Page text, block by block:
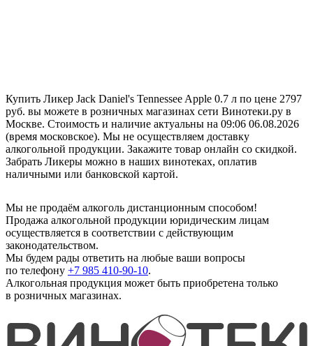
Купить Ликер Jack Daniel's Tennessee Apple 0.7 л по цене 2797
руб. вы можете в розничных магазинах сети Винотеки.ру в
Москве. Стоимость и наличие актуальны на 09:06 06.08.2026
(время московское). Мы не осуществляем доставку
алкогольной продукции. Закажите товар онлайн со скидкой.
Забрать Ликеры можно в наших винотеках, оплатив
наличными или банковской картой.
Мы не продаём алкоголь дистанционным способом!
Продажа алкогольной продукции юридическим лицам
осуществляется в соответствии с действующим
законодательством.
Мы будем рады ответить на любые ваши вопросы
по телефону +7 985 410-90-10.
Алкогольная продукция может быть приобретена только
в розничных магазинах.